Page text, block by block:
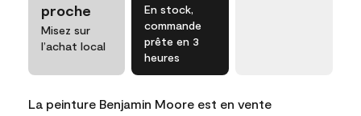
proche
Misez sur
l’achat local
En stock,
commande
prête en 3
heures
La peinture Benjamin Moore est en vente